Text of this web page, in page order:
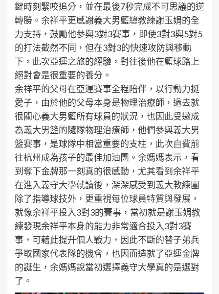
鍵時刻緊咬追分，並在最後7秒完成不可思議的逆
轉勝。余祥平更感謝義大男籃總教練謝玉娟的全
力支持，鼓勵他參與3對3賽事，即使3對3與5對5
的打法截然不同，但在3對3的快速攻防與移動
下，此次亞運之旅的經驗，對往後他在籃球路上
絕對會是很重要的養分。
余祥平的父母在亞運賽事全程陪伴，以行動力挺
愛子，由於他的父母本身是物理治療師，過去就
很關心義大男籃所有球員的狀況，也因此受邀成
為義大男籃的隨隊物理治療師，他們參與義大男
籃賽事，是球隊中相當重要的支柱，此次自費前
往杭州成為孩子的最佳加油團。余媽媽表示，看
到奪下金牌那一刻真的很感動，尤其看到余祥平
在進入義守大學就讀後，深深感受到義大教練團
除了指導球技外，更重視每位球員特質與發展，
就像余祥平投入3對3的賽事，當初就是謝玉娟教
練發現余祥平本身的能力非常適合投入3對3賽
事，可藉此提升個人戰力，因此不斷的替子弟兵
爭取國家代表隊的機會，也因而造就了亞運金牌
的誕生，余媽媽說當初選擇義守大學真的是選對
了。